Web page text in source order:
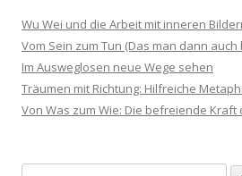
Wu Wei und die Arbeit mit inneren
Vom Sein zum Tun (Das man dann
Im Ausweglosen neue Wege sehen
Träumen mit Richtung: Hilfreiche
Von Was zum Wie: Die befreiende